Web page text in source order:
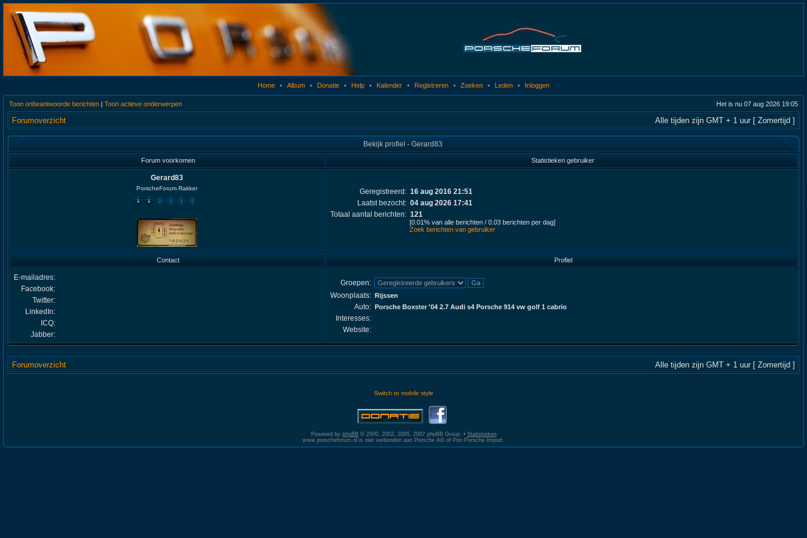
Home • Album • Donatie • Help • Kalender • Registreren • Zoeken • Leden • Inloggen
Toon onbeantwoorde berichten | Toon actieve onderwerpen Het is nu 07 aug 2026 19:05
Forumoverzicht Alle tijden zijn GMT + 1 uur [ Zomertijd ]
Bekijk profiel - Gerard83
Forum voorkomen Statistieken gebruiker
Gerard83
PorscheForum Rakker Geregistreerd: 16 aug 2016 21:51
Laatst bezocht: 04 aug 2026 17:41
Totaal aantal berichten: 121
[0.01% van alle berichten / 0.03 berichten per dag]
Zoek berichten van gebruiker
Contact Profiel
E-mailadres:
Facebook:
Twitter:
LinkedIn:
ICQ:
Jabber:
Groepen:
Woonplaats: Rijssen
Auto: Porsche Boxster '04 2.7 Audi s4 Porsche 914 vw golf 1 cabrio
Interesses:
Website:
Forumoverzicht Alle tijden zijn GMT + 1 uur [ Zomertijd ]
Switch to mobile style
Powered by phpBB© 2000, 2002, 2005, 2007 phpBB Group. • Statistieken
www.porscheforum.nl is niet verbonden aan Porsche AG of Pon Porsche Import.